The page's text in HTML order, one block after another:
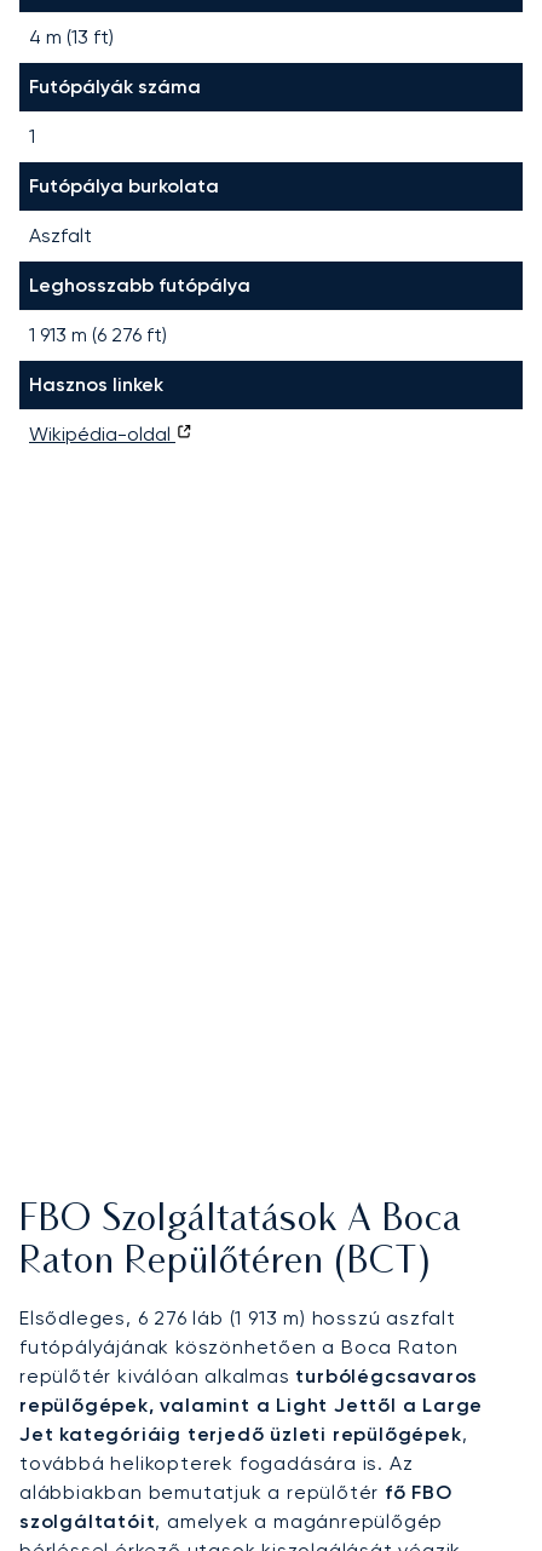
4 m (13 ft)
Futópályák száma
1
Futópálya burkolata
Aszfalt
Leghosszabb futópálya
1 913 m (6 276 ft)
Hasznos linkek
Wikipédia-oldal
FBO Szolgáltatások A Boca
Raton Repülőtéren (BCT)
Elsődleges, 6 276 láb (1 913 m) hosszú aszfalt
futópályájának köszönhetően a Boca Raton
repülőtér kiválóan alkalmas turbólégcsavaros
repülőgépek, valamint a Light Jettől a Large
Jet kategóriáig terjedő üzleti repülőgépek,
továbbá helikopterek fogadására is. Az
alábbiakban bemutatjuk a repülőtér fő FBO
szolgáltatóit, amelyek a magánrepülőgép